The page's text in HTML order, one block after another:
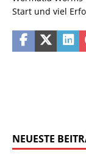
Start und viel
NEUESTE